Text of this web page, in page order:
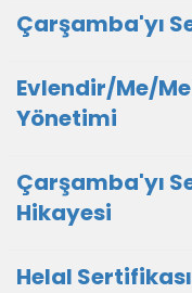
Çarşamba'yı
Evlendir/Me/
Yönetimi
Çarşamba'yı
Hikayesi
Helal